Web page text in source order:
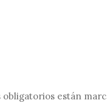
obligatorios están